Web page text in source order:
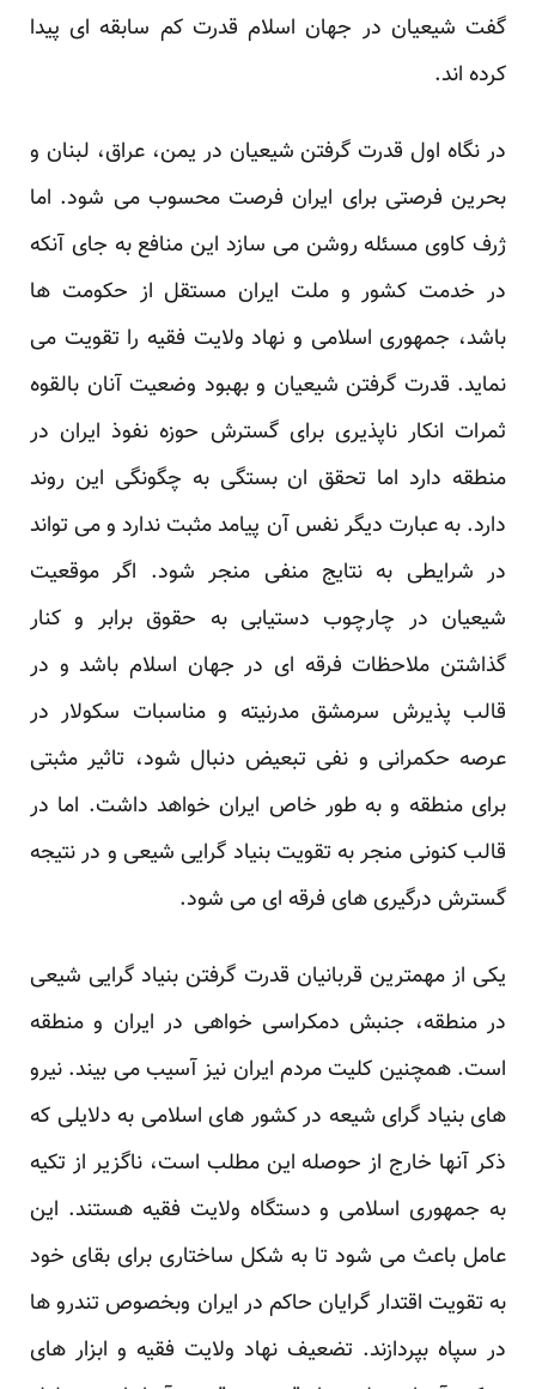
گفت شیعیان در جهان اسلام قدرت کم سابقه ای پیدا
کرده اند.
در نگاه اول قدرت گرفتن شیعیان در یمن، عراق، لبنان و
بحرین فرصتی برای ایران فرصت محسوب می شود. اما
ژرف کاوی مسئله روشن می سازد این منافع به جای آنکه
در خدمت کشور و ملت ایران مستقل از حکومت ها
باشد، جمهوری اسلامی و نهاد ولایت فقیه را تقویت می
نماید. قدرت گرفتن شیعیان و بهبود وضعیت آنان بالقوه
ثمرات انکار ناپذیری برای گسترش حوزه نفوذ ایران در
منطقه دارد اما تحقق ان بستگی به چگونگی این روند
دارد. به عبارت دیگر نفس آن پیامد مثبت ندارد و می تواند
در شرایطی به نتایج منفی منجر شود. اگر موقعیت
شیعیان در چارچوب دستیابی به حقوق برابر و کنار
گذاشتن ملاحظات فرقه ای در جهان اسلام باشد و در
قالب پذیرش سرمشق مدرنیته و مناسبات سکولار در
عرصه حکمرانی و نفی تبعیض دنبال شود، تاثیر مثبتی
برای منطقه و به طور خاص ایران خواهد داشت. اما در
قالب کنونی منجر به تقویت بنیاد گرایی شیعی و در نتیجه
گسترش درگیری های فرقه ای می شود.
یکی از مهمترین قربانیان قدرت گرفتن بنیاد گرایی شیعی
در منطقه، جنبش دمکراسی خواهی در ایران و منطقه
است. همچنین کلیت مردم ایران نیز آسیب می بیند. نیرو
های بنیاد گرای شیعه در کشور های اسلامی به دلایلی که
ذکر آنها خارج از حوصله این مطلب است، ناگزیر از تکیه
به جمهوری اسلامی و دستگاه ولایت فقیه هستند. این
عامل باعث می شود تا به شکل ساختاری برای بقای خود
به تقویت اقتدار گرایان حاکم در ایران وبخصوص تندرو ها
در سپاه بپردازند. تضعیف نهاد ولایت فقیه و ابزار های